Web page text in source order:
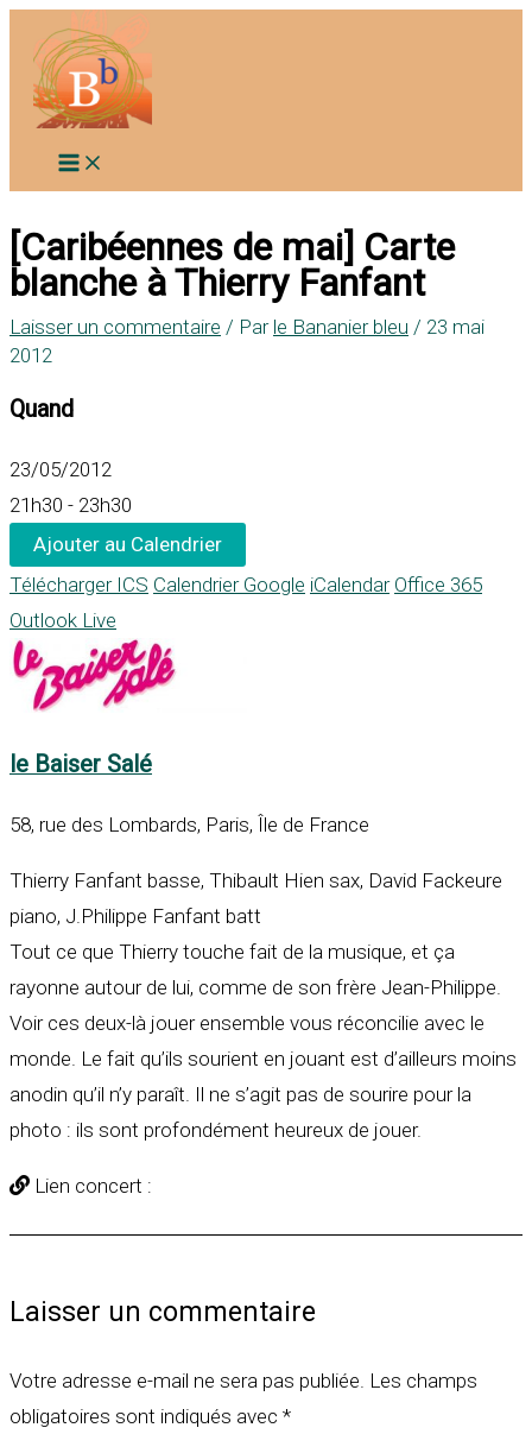
contenu
[Caribéennes de mai] Carte
blanche à Thierry Fanfant
Laisser un commentaire / Par le Bananier bleu / 23 mai
2012
Quand
23/05/2012
21h30 - 23h30
Ajouter au Calendrier
Télécharger ICS Calendrier Google iCalendar Office 365
Outlook Live
le Baiser Salé
58, rue des Lombards, Paris, Île de France
Thierry Fanfant basse, Thibault Hien sax, David Fackeure
piano, J.Philippe Fanfant batt
Tout ce que Thierry touche fait de la musique, et ça
rayonne autour de lui, comme de son frère Jean-Philippe.
Voir ces deux-là jouer ensemble vous réconcilie avec le
monde. Le fait qu’ils sourient en jouant est d’ailleurs moins
anodin qu’il n’y paraît. Il ne s’agit pas de sourire pour la
photo : ils sont profondément heureux de jouer.
Lien concert :
Laisser un commentaire
Votre adresse e-mail ne sera pas publiée. Les champs
obligatoires sont indiqués avec *